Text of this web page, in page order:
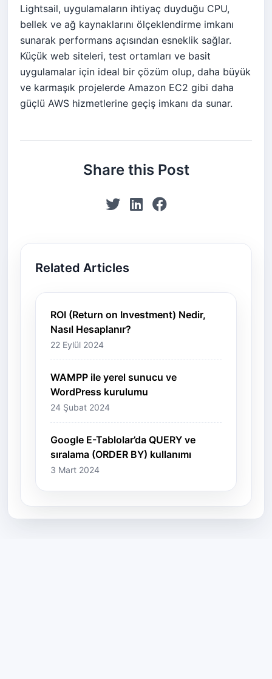
Lightsail, uygulamaların ihtiyaç duyduğu CPU,
bellek ve ağ kaynaklarını ölçeklendirme imkanı
sunarak performans açısından esneklik sağlar.
Küçük web siteleri, test ortamları ve basit
uygulamalar için ideal bir çözüm olup, daha büyük
ve karmaşık projelerde Amazon EC2 gibi daha
güçlü AWS hizmetlerine geçiş imkanı da sunar.
Share this Post
Related Articles
ROI (Return on Investment) Nedir,
Nasıl Hesaplanır?
22 Eylül 2024
WAMPP ile yerel sunucu ve
WordPress kurulumu
24 Şubat 2024
Google E-Tablolar’da QUERY ve
sıralama (ORDER BY) kullanımı
3 Mart 2024